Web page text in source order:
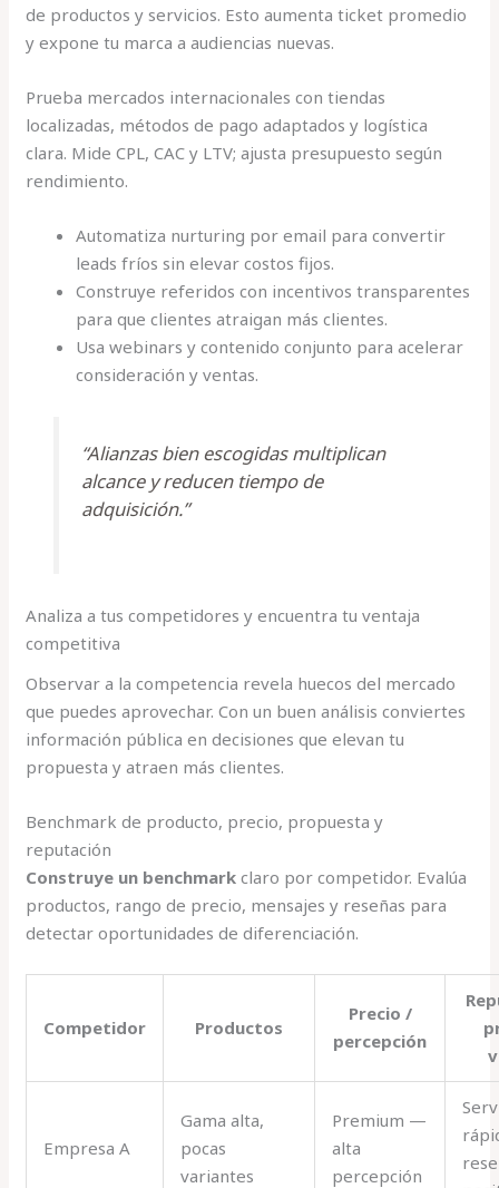
de productos y servicios. Esto aumenta ticket promedio
y expone tu marca a audiencias nuevas.
Prueba mercados internacionales con tiendas
localizadas, métodos de pago adaptados y logística
clara. Mide CPL, CAC y LTV; ajusta presupuesto según
rendimiento.
Automatiza nurturing por email para convertir
leads fríos sin elevar costos fijos.
Construye referidos con incentivos transparentes
para que clientes atraigan más clientes.
Usa webinars y contenido conjunto para acelerar
consideración y ventas.
“Alianzas bien escogidas multiplican
alcance y reducen tiempo de
adquisición.”
Analiza a tus competidores y encuentra tu ventaja
competitiva
Observar a la competencia revela huecos del mercado
que puedes aprovechar. Con un buen análisis conviertes
información pública en decisiones que elevan tu
propuesta y atraen más clientes.
Benchmark de producto, precio, propuesta y
reputación
Construye un benchmark claro por competidor. Evalúa
productos, rango de precio, mensajes y reseñas para
detectar oportunidades de diferenciación.
Competidor Productos
Precio /
percepción
Empresa A
Gama alta,
pocas
variantes
Premium —
alta
percepción